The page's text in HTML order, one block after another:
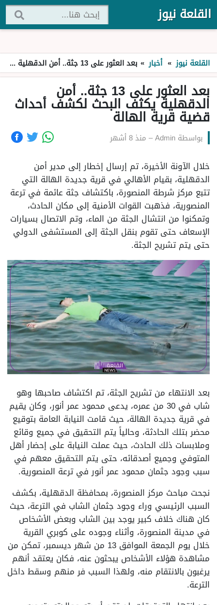
القلعة نيوز
القلعة نيوز » أخبار » بعد العثور على 13 جثة.. أمن الدقهلية يكثف البحث لكشف أحداث قضية قرية الهالة
بعد العثور على 13 جثة.. أمن
الدقهلية يكثف البحث لكشف أحداث
قضية قرية الهالة
بواسطة Admin
– منذ 8 أشهر
خلال الآونة الأخيرة، تم إرسال إخطار إلى مدير أمن
الدقهلية، بقيام الأهالي في قرية جديدة الهالة التي
تتبع مركز شرطة المنصورة، باكتشاف جثة عائمة في ترعة
المنصورية، فذهبت القوات الأمنية إلى مكان الحادث،
وتمكنوا من انتشال الجثة من الماء، وتم الاتصال بسيارات
الإسعاف حتى تقوم بنقل الجثة إلى المستشفى الدولي
حتى يتم تشريح الجثة.
بعد الانتهاء من تشريح الجثة، تم اكتشاف صاحبها وهو
شاب في 30 من عمره، يدعى محمود عمر أنور، وكان يقيم
في قرية جديدة الهالة، حيث قامت النيابة العامة بتوقيع
محضر بتلك الحادثة، وحالياً يتم التحقيق في جميع وقائع
وملابسات ذلك الحادث، حيث عملت النيابة على إحضار أهل
المتوفي وجميع أصدقائه، حتى يتم التحقيق معهم في
سبب وجود جثمان محمود عمر أنور في ترعة المنصورية.
نجحت مباحث مركز المنصورة، بمحافظة الدقهلية، بكشف
السبب الرئيسي وراء وجود جثمان الشاب في الترعة، حيث
كان هناك خلاف كبير يوجد بين الشاب وبعض الأشخاص
في مدينة المنصورة، وأثناء وجوده على كوبري القرية
خلال يوم الجمعة الموافق 13 من شهر ديسمبر، تمكن من
مشاهدة هؤلاء الأشخاص يبحثون عنه، فكان يعتقد أنهم
يرغبون بالانتقام منه، ولهذا السبب فر منهم وسقط داخل
الترعة.